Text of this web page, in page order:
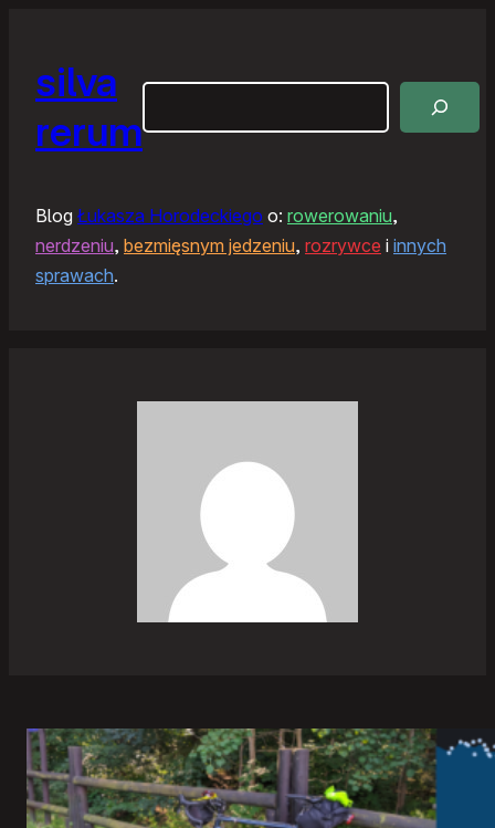
silva
rerum
Blog Łukasza Horodeckiego o: rowerowaniu,
nerdzeniu, bezmięsnym jedzeniu, rozrywce i innych
sprawach.